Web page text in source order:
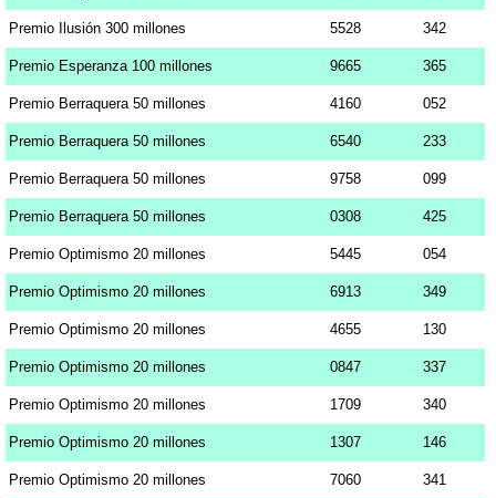
Premio Ilusión 300 millones 5528 342
Premio Esperanza 100 millones 9665 365
Premio Berraquera 50 millones 4160 052
Premio Berraquera 50 millones 6540 233
Premio Berraquera 50 millones 9758 099
Premio Berraquera 50 millones 0308 425
Premio Optimismo 20 millones 5445 054
Premio Optimismo 20 millones 6913 349
Premio Optimismo 20 millones 4655 130
Premio Optimismo 20 millones 0847 337
Premio Optimismo 20 millones 1709 340
Premio Optimismo 20 millones 1307 146
Premio Optimismo 20 millones 7060 341